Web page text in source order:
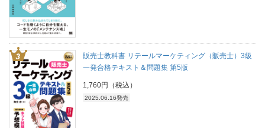
販売士教科書 リテールマーケティング（販売士）3級
一発合格テキスト＆問題集 第5版
1,760円（税込）
2025.06.16発売